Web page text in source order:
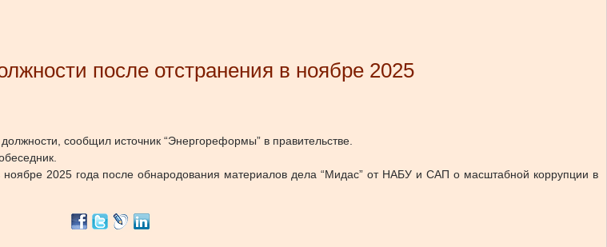
после отстранения в ноябре 2025
сообщил источник “Энергореформы” в правительстве.
2025 года после обнародования материалов дела “Мидас” от НАБУ и САП о масштабной коррупции в